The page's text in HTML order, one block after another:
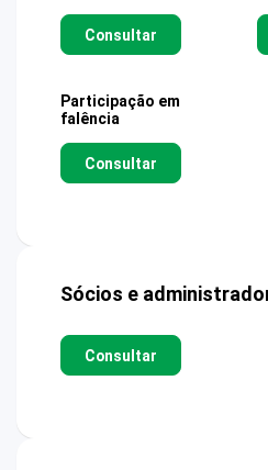
Consultar
Participação em
falência
Consultar
Sócios e
Consultar